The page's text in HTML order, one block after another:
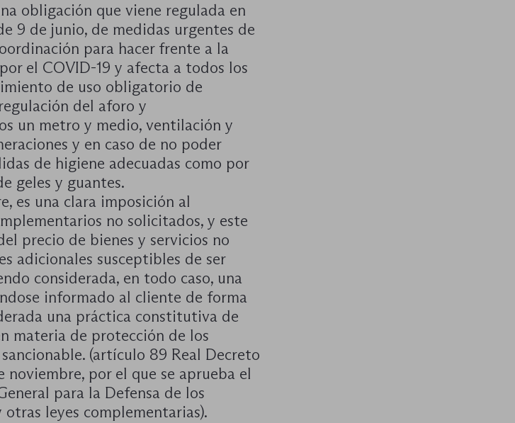
obligación que viene regulada en
9 de junio, de medidas urgentes de
para hacer frente a la
el COVID-19 y afecta a todos los
de uso obligatorio de
del aforo y
un metro y medio, ventilación y
y en caso de no poder
de higiene adecuadas como por
geles y guantes.
es una clara imposición al
no solicitados, y este
precio de bienes y servicios no
adicionales susceptibles de ser
considerada, en todo caso, una
informado al cliente de forma
una práctica constitutiva de
materia de protección de los
(artículo 89 Real Decreto
noviembre, por el que se aprueba el
para la Defensa de los
leyes complementarias).